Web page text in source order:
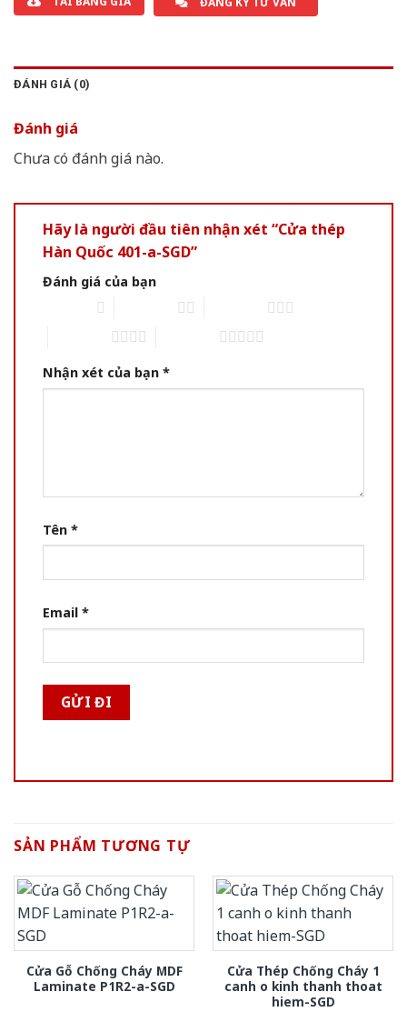
ĐÁNH GIÁ (0)
Đánh giá
Chưa có đánh giá nào.
Hãy là người đầu tiên nhận xét “Cửa thép
Hàn Quốc 401-a-SGD”
Đánh giá của bạn
Nhận xét của bạn *
Tên *
Email *
SẢN PHẨM TƯƠNG TỰ
Cửa Gỗ Chống Cháy MDF
Laminate P1R2-a-SGD
Cửa Thép Chống Cháy 1
canh o kinh thanh thoat
hiem-SGD